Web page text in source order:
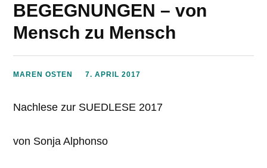
BEGEGNUNGEN – von
Mensch zu Mensch
MAREN OSTEN 7. APRIL 2017
Nachlese zur SUEDLESE 2017
von Sonja Alphonso